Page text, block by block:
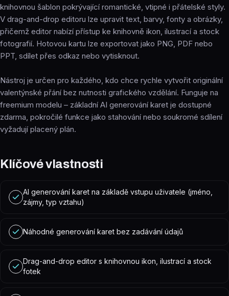
knihovnou šablon pokrývající romantické, vtipné i přátelské styly.
V drag-and-drop editoru lze upravit text, barvy, fonty a obrázky,
přičemž editor nabízí přístup ke knihovně ikon, ilustrací a stock
fotografií. Hotovou kartu lze exportovat jako PNG, PDF nebo
PPT, sdílet přes odkaz nebo vytisknout.
Nástroj je určen pro každého, kdo chce rychle vytvořit originální
valentýnské přání bez nutnosti grafického vzdělání. Funguje na
freemium modelu – základní AI generování karet je dostupné
zdarma, pokročilé funkce jako stahování nebo soukromé sdílení
vyžadují placený plán.
Klíčové vlastnosti
AI generování karet na základě vstupu uživatele (jméno,
zájmy, typ vztahu)
Náhodné generování karet bez zadávání údajů
Drag-and-drop editor s knihovnou ikon, ilustrací a stock
fotek